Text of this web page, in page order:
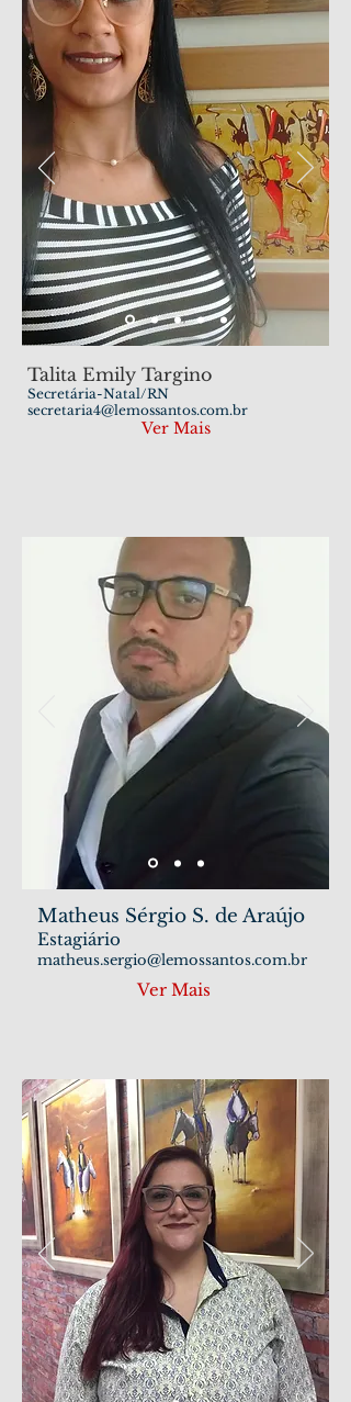
Talita Emily Targino
Secretária-Natal/RN
secretaria4@lemossantos.com.br
Ver Mais
Matheus Sérgio S. de Araújo
Estagiário
matheus.sergio@lemossantos.com.br
Ver Mais